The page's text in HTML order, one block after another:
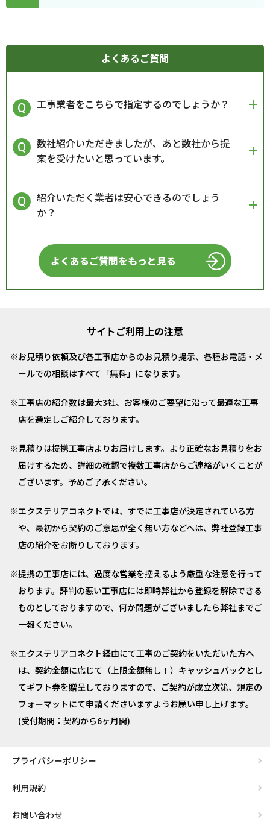
よくあるご質問
工事業者をこちらで指定するのでしょうか？
数社紹介いただきましたが、あと数社から提
案を受けたいと思っています。
紹介いただく業者は安心できるのでしょう
か？
よくあるご質問をもっと見る
サイトご利用上の注意
お見積り依頼及び各工事店からのお見積り提示、各種お電話・メ
ールでの相談はすべて「無料」になります。
工事店の紹介数は最大3社、お客様のご要望に沿って最適な工事
店を選定しご紹介しております。
見積りは提携工事店よりお届けします。より正確なお見積りをお
届けするため、詳細の確認で複数工事店からご連絡がいくことが
ございます。予めご了承ください。
エクステリアコネクトでは、すでに工事店が決定されている方
や、最初から契約のご意思が全く無い方などへは、弊社登録工事
店の紹介をお断りしております。
提携の工事店には、過度な営業を控えるよう厳重な注意を行って
おります。評判の悪い工事店には即時弊社から登録を解除できる
ものとしておりますので、何か問題がございましたら弊社までご
一報ください。
エクステリアコネクト経由にて工事のご契約をいただいた方へ
は、契約金額に応じて（上限金額無し！）キャッシュバックとし
てギフト券を贈呈しておりますので、ご契約が成立次第、規定の
フォーマットにて申請くださいますようお願い申し上げます。
(受付期間：契約から6ヶ月間)
プライバシーポリシー
利用規約
お問い合わせ